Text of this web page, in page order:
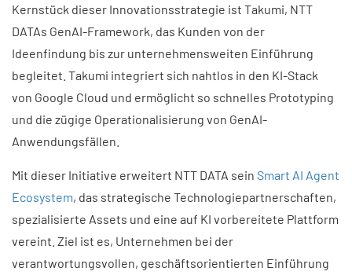
Kernstück dieser Innovationsstrategie ist Takumi, NTT
DATAs GenAI-Framework, das Kunden von der
Ideenfindung bis zur unternehmensweiten Einführung
begleitet. Takumi integriert sich nahtlos in den KI-Stack
von Google Cloud und ermöglicht so schnelles Prototyping
und die zügige Operationalisierung von GenAI-
Anwendungsfällen.
Mit dieser Initiative erweitert NTT DATA sein Smart AI Agent
Ecosystem, das strategische Technologiepartnerschaften,
spezialisierte Assets und eine auf KI vorbereitete Plattform
vereint. Ziel ist es, Unternehmen bei der
verantwortungsvollen, geschäftsorientierten Einführung